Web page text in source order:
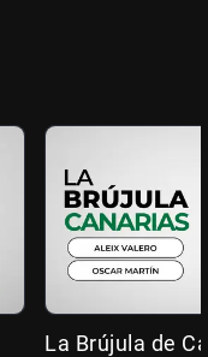
La Brújula de